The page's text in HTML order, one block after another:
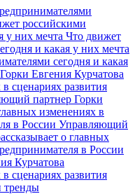
российскими
у них мечта Что движет
и какая у них мечта
сегодня и какая
Евгения Курчатова
сценариях развития
партнер Горки
изменениях в
в России Управляющий
о главных
в России
Курчатова
сценариях развития
тренды